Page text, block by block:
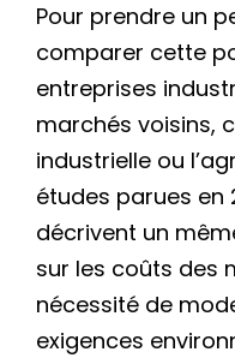
Pour prendre un
comparer cette
entreprises
marchés voisins,
industrielle ou
études parues en
décrivent un
sur les coûts des
nécessité de
exigences